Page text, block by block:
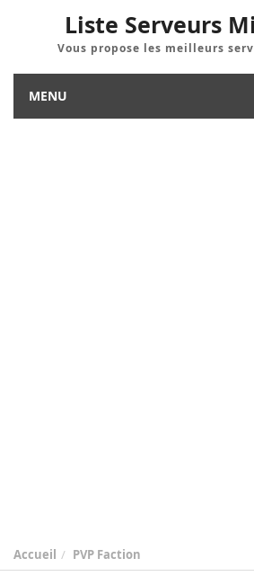
Liste Serveurs
Vous propose les meilleurs
MENU
Accueil PVP Faction